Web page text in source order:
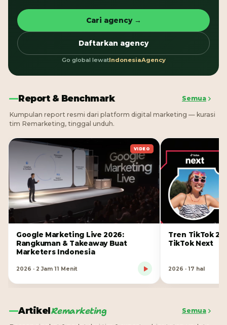
Cari agency →
Daftarkan agency
Go global lewatIndonesiaAgency
Report & Benchmark Semua
Kumpulan report resmi dari platform digital marketing — kurasi
tim Remarketing, tinggal unduh.
VIDEO
Google Marketing Live 2026:
Rangkuman & Takeaway Buat
Marketers Indonesia
2026 · 2 Jam 11 Menit
Tren TikTok
TikTok Next
2026 · 17 hal
ArtikelRemarketing Semua